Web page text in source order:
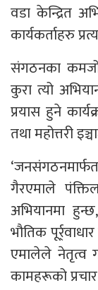
वडा केन्द्रित
कार्यकर्ताहरु
संगठनका
कुरा त्यो
प्रयास हुने
तथा महोत्तरी
गैरएमाले
अभियानमा
भौतिक
एमालेले नेतृत्व
कामहरूको